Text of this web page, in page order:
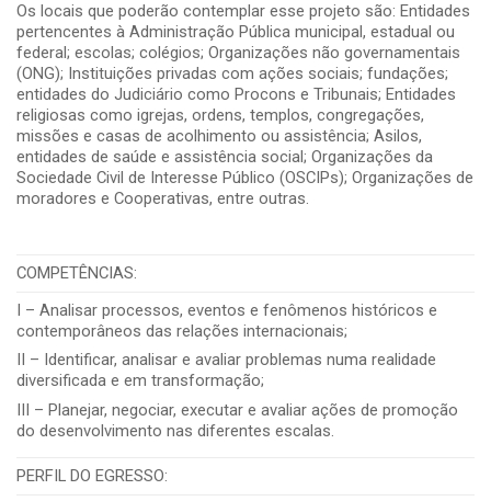
Os locais que poderão contemplar esse projeto são: Entidades
pertencentes à Administração Pública municipal, estadual ou
federal; escolas; colégios; Organizações não governamentais
(ONG); Instituições privadas com ações sociais; fundações;
entidades do Judiciário como Procons e Tribunais; Entidades
religiosas como igrejas, ordens, templos, congregações,
missões e casas de acolhimento ou assistência; Asilos,
entidades de saúde e assistência social; Organizações da
Sociedade Civil de Interesse Público (OSCIPs); Organizações de
moradores e Cooperativas, entre outras.
COMPETÊNCIAS:
I – Analisar processos, eventos e fenômenos históricos e
contemporâneos das relações internacionais;
II – Identificar, analisar e avaliar problemas numa realidade
diversificada e em transformação;
III – Planejar, negociar, executar e avaliar ações de promoção
do desenvolvimento nas diferentes escalas.
PERFIL DO EGRESSO: